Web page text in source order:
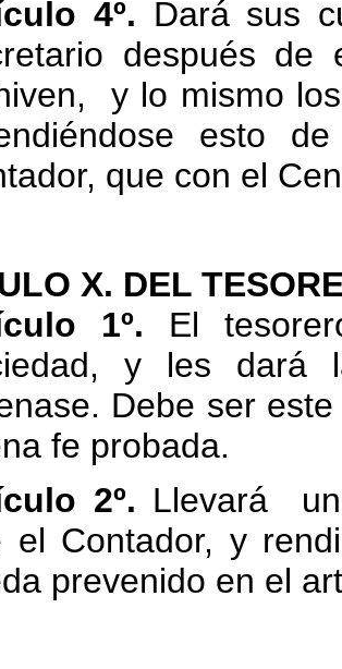
4º. Dará sus
después de
y lo mismo
esto
que con el
X. DEL
1º. El
y les dará
Debe ser
fe probada.
2º. Llevará
el Contador, y
prevenido en el